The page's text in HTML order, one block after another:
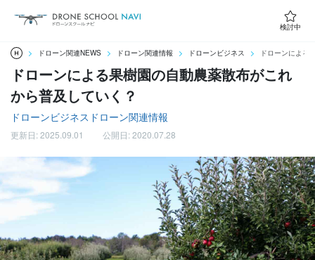
検討中
ドローン関連NEWS ドローン関連情報 ドローンビジネス ドローンによる
ドローンによる果樹園の自動農薬散布がこれ
から普及していく？
ドローンビジネス ドローン関連情報
更新日: 2025.09.01 公開日: 2020.07.28